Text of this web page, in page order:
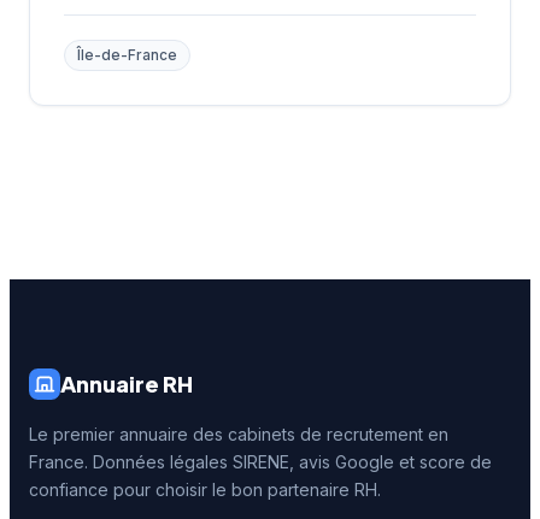
Île-de-France
Annuaire RH
Le premier annuaire des cabinets de recrutement en
France. Données légales SIRENE, avis Google et score de
confiance pour choisir le bon partenaire RH.